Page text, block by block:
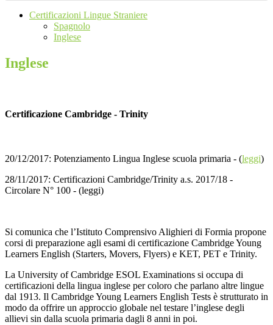
Certificazioni Lingue Straniere
Spagnolo
Inglese
Inglese
Certificazione Cambridge - Trinity
20/12/2017: Potenziamento Lingua Inglese scuola primaria - (leggi)
28/11/2017: Certificazioni Cambridge/Trinity a.s. 2017/18 -
Circolare N° 100 - (leggi)
Si comunica che l’Istituto Comprensivo Alighieri di Formia propone
corsi di preparazione agli esami di certificazione Cambridge Young
Learners English (Starters, Movers, Flyers) e KET, PET e Trinity.
La University of Cambridge ESOL Examinations si occupa di
certificazioni della lingua inglese per coloro che parlano altre lingue
dal 1913. Il Cambridge Young Learners English Tests è strutturato in
modo da offrire un approccio globale nel testare l’inglese degli
allievi sin dalla scuola primaria dagli 8 anni in poi.